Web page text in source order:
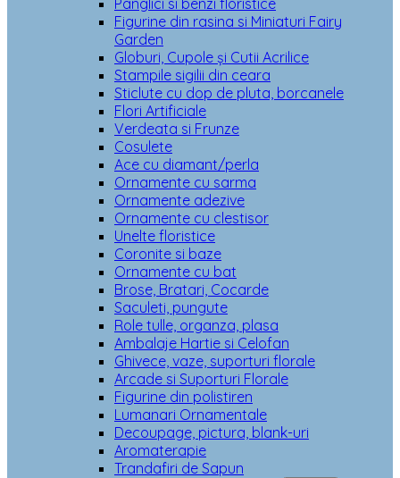
Panglici si benzi floristice
Figurine din rasina si Miniaturi Fairy
Garden
Globuri, Cupole și Cutii Acrilice
Stampile sigilii din ceara
Sticlute cu dop de pluta, borcanele
Flori Artificiale
Verdeata si Frunze
Cosulete
Ace cu diamant/perla
Ornamente cu sarma
Ornamente adezive
Ornamente cu clestisor
Unelte floristice
Coronite si baze
Ornamente cu bat
Brose, Bratari, Cocarde
Saculeti, pungute
Role tulle, organza, plasa
Ambalaje Hartie si Celofan
Ghivece, vaze, suporturi florale
Arcade si Suporturi Florale
Figurine din polistiren
Lumanari Ornamentale
Decoupage, pictura, blank-uri
Aromaterapie
Trandafiri de Sapun